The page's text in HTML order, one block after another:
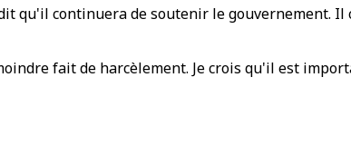
qu'il continuera de soutenir le gouvernement. Il
fait de harcèlement. Je crois qu'il est